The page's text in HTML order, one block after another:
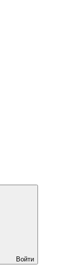
Войти